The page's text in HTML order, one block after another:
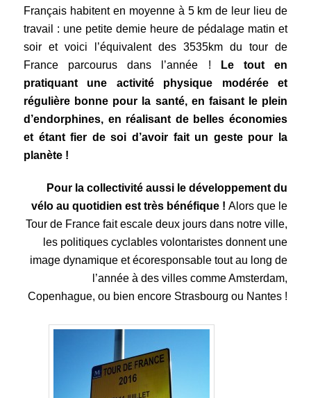
Français habitent en moyenne à 5 km de leur lieu de
travail : une petite demie heure de pédalage matin et
soir et voici l’équivalent des 3535km du tour de
France parcourus dans l’année !
Le tout en
pratiquant une activité physique modérée et
régulière bonne pour la santé, en faisant le plein
d’endorphines, en réalisant de belles économies
et étant fier de soi d’avoir fait un geste pour la
planète !
Pour la collectivité aussi le développement du
vélo au quotidien est très bénéfique ! Alors que le
Tour de France fait escale deux jours dans notre ville,
les politiques cyclables volontaristes donnent une
image dynamique et écoresponsable tout au long de
l’année à des villes comme Amsterdam,
Copenhague, ou bien encore Strasbourg ou Nantes !